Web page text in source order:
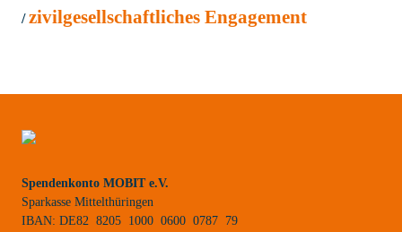
zivilgesellschaftliches Engagement
Spendenkonto MOBIT e.V.
Sparkasse Mittelthüringen
IBAN: DE82 8205 1000 0600 0787 79